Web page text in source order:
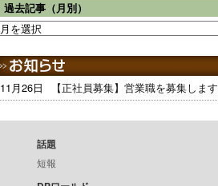
過去記事（月別）
11月26日 【正社員募集】営業職を募集します
話題
短報